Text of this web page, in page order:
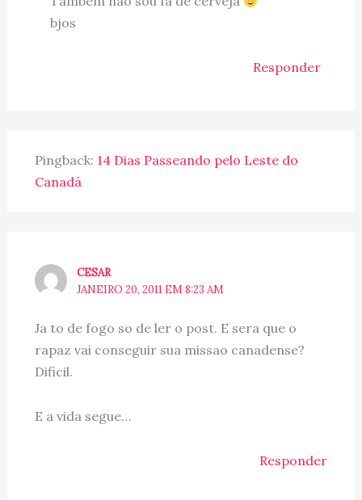
bjos
Responder
Pingback: 14 Dias Passeando pelo Leste do
Canadá
CESAR
JANEIRO 20, 2011 EM 8:23 AM
Ja to de fogo so de ler o post. E sera que o
rapaz vai conseguir sua missao canadense?
Dificil.
E a vida segue…
Responder